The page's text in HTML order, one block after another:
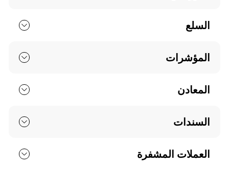
السلع
المؤشرات
المعادن
السندات
العملات المشفرة